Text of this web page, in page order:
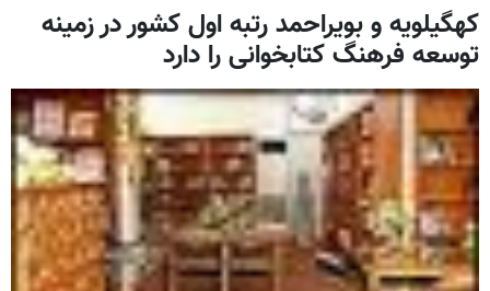
کهگیلویه و بویراحمد رتبه اول کشور در زمینه
توسعه فرهنگ کتابخوانی را دارد